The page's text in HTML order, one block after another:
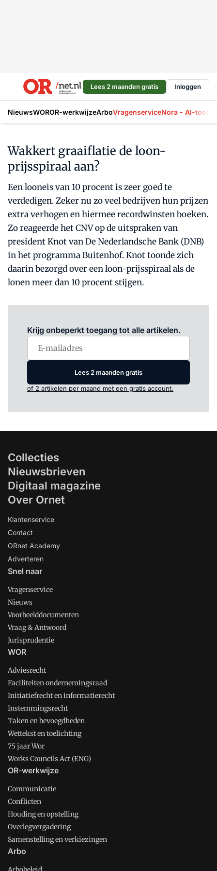
Lees 2 maanden gratis Inloggen
NieuwsWOROR-werkwijzeArboVragenserviceNora - AI-tool
Wakkert graaiflatie de loon-
prijsspiraal aan?
Een looneis van 10 procent is zeer goed te
verdedigen. Zeker nu zo veel bedrijven hun prijzen
extra verhogen en hiermee recordwinsten boeken.
Zo reageerde het CNV op de uitspraken van
president Knot van De Nederlandsche Bank (DNB)
in het programma Buitenhof. Knot toonde zich
daarin bezorgd over een loon-prijsspiraal als de
lonen meer dan 10 procent stijgen.
Krijg onbeperkt toegang tot alle artikelen.
Lees 2 maanden gratis
of 2 artikelen per maand met een gratis account.
Collecties
Nieuwsbrieven
Digitaal magazine
Over Ornet
Klantenservice
Contact
ORnet Academy
Adverteren
Snel naar
Vragenservice
Nieuws
Voorbeelddocumenten
Vraag & Antwoord
Jurisprudentie
WOR
Adviesrecht
Faciliteiten ondernemingsraad
Initiatiefrecht en informatierecht
Instemmingsrecht
Taken en bevoegdheden
Wettekst en toelichting
75 jaar Wor
Works Councils Act (ENG)
OR-werkwijze
Communicatie
Conflicten
Houding en opstelling
Overlegvergadering
Samenstelling en verkiezingen
Arbo